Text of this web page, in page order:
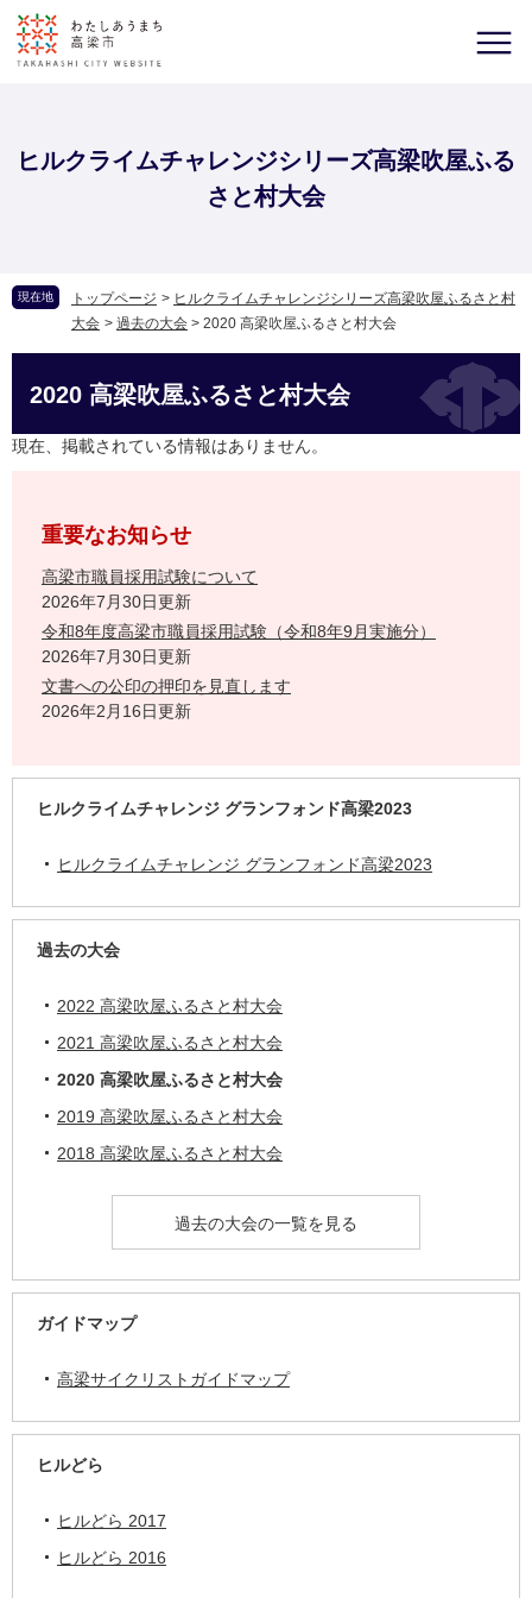
ヒルクライムチャレンジシリーズ高梁吹屋ふる
さと村大会
現在地 トップページ > ヒルクライムチャレンジシリーズ高梁吹屋ふるさと村
大会 > 過去の大会 > 2020 高梁吹屋ふるさと村大会
2020 高梁吹屋ふるさと村大会
現在、掲載されている情報はありません。
重要なお知らせ
高梁市職員採用試験について
2026年7月30日更新
令和8年度高梁市職員採用試験（令和8年9月実施分）
2026年7月30日更新
文書への公印の押印を見直します
2026年2月16日更新
ヒルクライムチャレンジ グランフォンド高梁2023
ヒルクライムチャレンジ グランフォンド高梁2023
過去の大会
2022 高梁吹屋ふるさと村大会
2021 高梁吹屋ふるさと村大会
2020 高梁吹屋ふるさと村大会
2019 高梁吹屋ふるさと村大会
2018 高梁吹屋ふるさと村大会
過去の大会の一覧を見る
ガイドマップ
高梁サイクリストガイドマップ
ヒルどら
ヒルどら 2017
ヒルどら 2016